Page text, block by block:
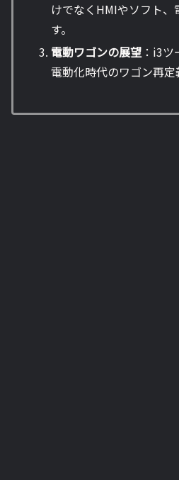
けでなくHMIやソフト
す。
電動ワゴンの展望 ：i3ツ
電動化時代のワゴン再定